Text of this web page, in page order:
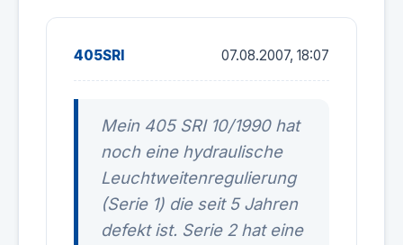
405SRI 07.08.2007, 18:07
Mein 405 SRI 10/1990 hat
noch eine hydraulische
Leuchtweitenregulierung
(Serie 1) die seit 5 Jahren
defekt ist. Serie 2 hat eine